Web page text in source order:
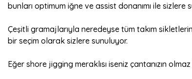
bunları optimum iğne ve assist donanımı ile sizlere
Çeşitli gramajlarıyla neredeyse tüm takım
bir seçim olarak sizlere sunuluyor.
Eğer shore jigging meraklısı iseniz çantanızın